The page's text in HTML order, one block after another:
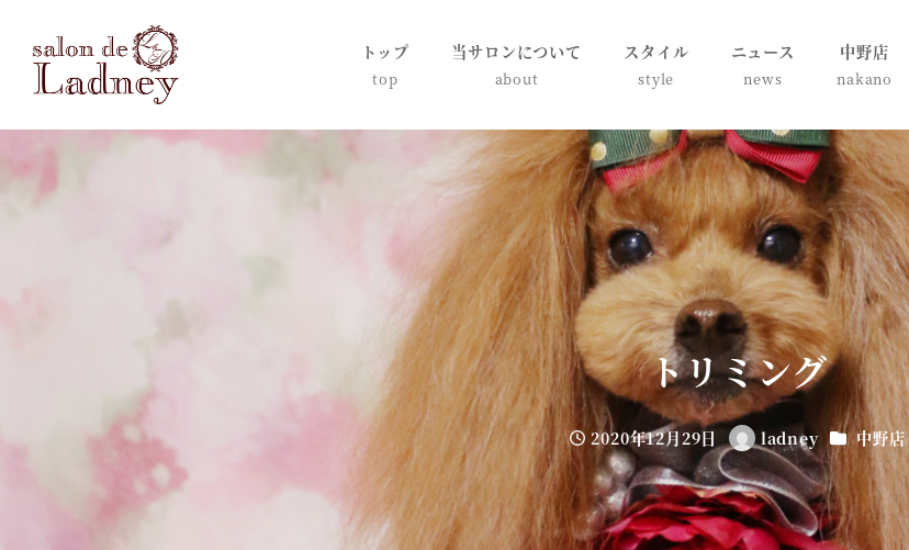
トップ
top
当サロンについて
about
スタイル
style
ニュース
news
中野店
nakano
トリミング
投稿日
2020年12月29日
著
者
ladney カテゴリー
中野店